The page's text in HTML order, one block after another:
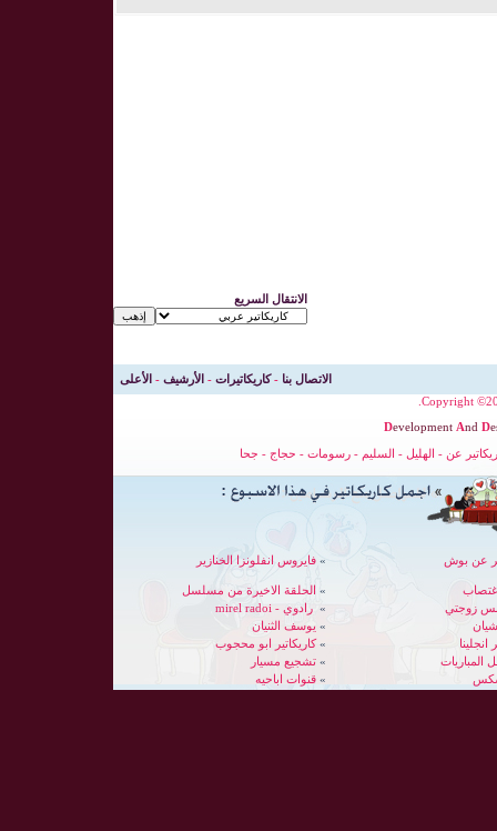
الانتقال السريع
الاتصال بنا -كاريكاتيرات - الأرشيف - الأعلى
Copyright
Development And D
عن - الهليل - السليم -رسومات - حجاج - جحا
» فايروس انفلونزا الخنازير عن بوش
» الحلقة الاخيرة من مسلسل
» رادوي - mirel radoi
زوجتي
» يوسف الثنيان
» كاريكاتير ابو محجوب
انجلينا
» تشجيع مسيار
» قنوات اباحيه سكس